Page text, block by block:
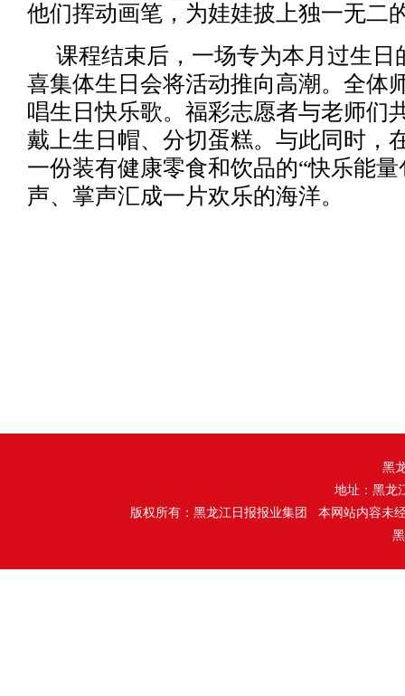
他们挥动画笔，为娃娃披上独一无二
课程结束后，一场专为本月过生日
喜集体生日会将活动推向高潮。全体
唱生日快乐歌。福彩志愿者与老师们
戴上生日帽、分切蛋糕。与此同时，
一份装有健康零食和饮品的“快乐能
声、掌声汇成一片欢乐的海洋。
黑
地址：黑龙
版权所有：黑龙江日报报业集团 本网站内容未